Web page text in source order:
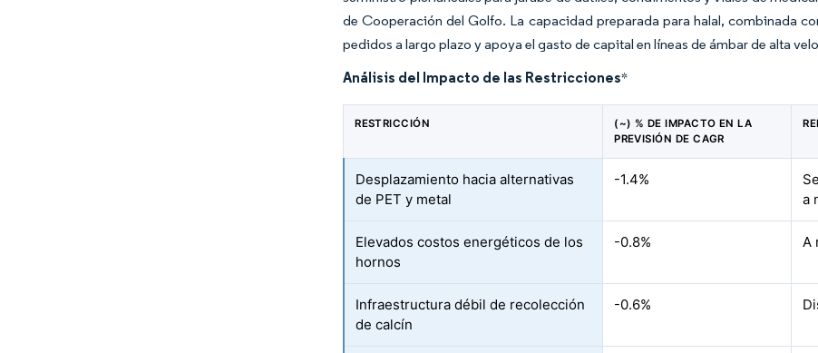
de Cooperación del Golfo. La capacidad preparada para halal, combinada
pedidos a largo plazo y apoya el gasto de capital en líneas de ámbar de alta
Análisis del Impacto de las Restricciones*
RESTRICCIÓN
(~) % DE IMPACTO EN LA
PREVISIÓN DE CAGR
Desplazamiento hacia alternativas
de PET y metal
-1.4%
a
Elevados costos energéticos de los
hornos
-0.8% A
Infraestructura débil de recolección
de calcín
-0.6%